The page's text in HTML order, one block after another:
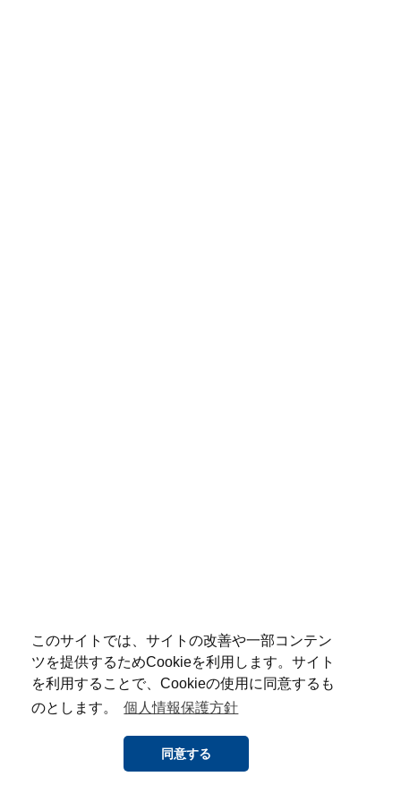
このサイトでは、サイトの改善や一部コンテン
ツを提供するためCookieを利用します。サイト
を利用することで、Cookieの使用に同意するも
のとします。
個人情報保護方針
同意する